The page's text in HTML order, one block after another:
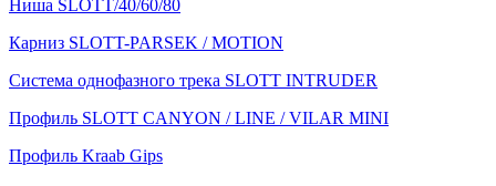
Ниша SLOTT/40/60/80
Карниз SLOTT-PARSEK / MOTION
Система однофазного трека SLOTT INTRUDER
Профиль SLOTT CANYON / LINE / VILAR MINI
Профиль Kraab Gips